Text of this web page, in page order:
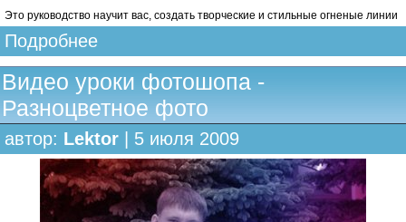
Это руководство научит вас, создать творческие и стильные огненые линии
Подробнее
Видео уроки фотошопа -
Разноцветное фото
автор: Lektor | 5 июля 2009